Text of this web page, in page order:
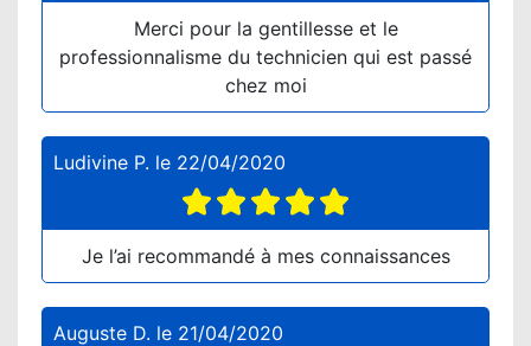
Merci pour la gentillesse et le
professionnalisme du technicien qui est passé
chez moi
Ludivine P. le 22/04/2020
Je l’ai recommandé à mes connaissances
Auguste D. le 21/04/2020